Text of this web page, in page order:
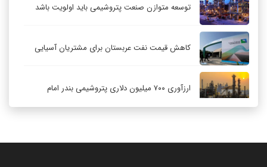
توسعه متوازن صنعت پتروشیمی باید اولویت باشد
کاهش قیمت نفت عربستان برای مشتریان آسیایی
ارزآوری ۷۰۰ میلیون دلاری پتروشیمی بندر امام